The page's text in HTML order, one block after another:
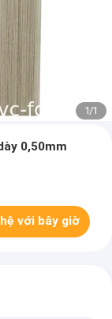
1/1
0,50mm
với bây giờ